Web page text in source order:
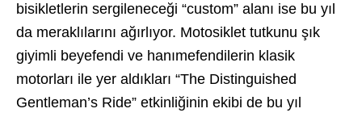
bisikletlerin sergileneceği “custom” alanı ise bu yıl
da meraklılarını ağırlıyor. Motosiklet tutkunu şık
giyimli beyefendi ve hanımefendilerin klasik
motorları ile yer aldıkları “The Distinguished
Gentleman’s Ride” etkinliğinin ekibi de bu yıl